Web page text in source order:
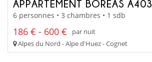
APPARTEMENT BOREAS A403
6 personnes • 3 chambres • 1 sdb
186 € - 600 €
par nuit
Alpes du Nord - Alpe d'Huez - Cognet